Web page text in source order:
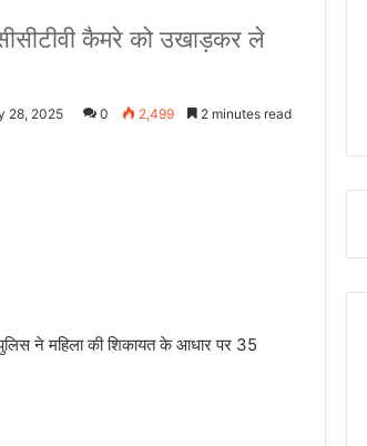
कैमरे को उखाड़कर ले
28, 2025 0 2,499 2 minutes read
ने महिला की शिकायत के आधार पर 35